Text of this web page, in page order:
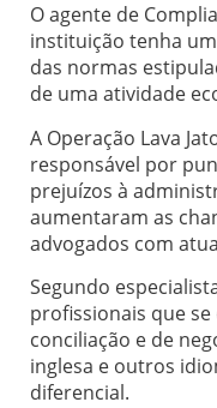
​O agente de
instituição tenha
das normas
de uma atividade
A Operação Lava
responsável por
prejuízos à
aumentaram as
advogados com
Segundo
profissionais que
conciliação e de
inglesa e outros
diferencial.